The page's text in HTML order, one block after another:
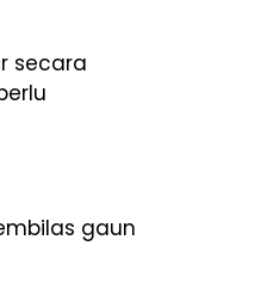
secara
gaun